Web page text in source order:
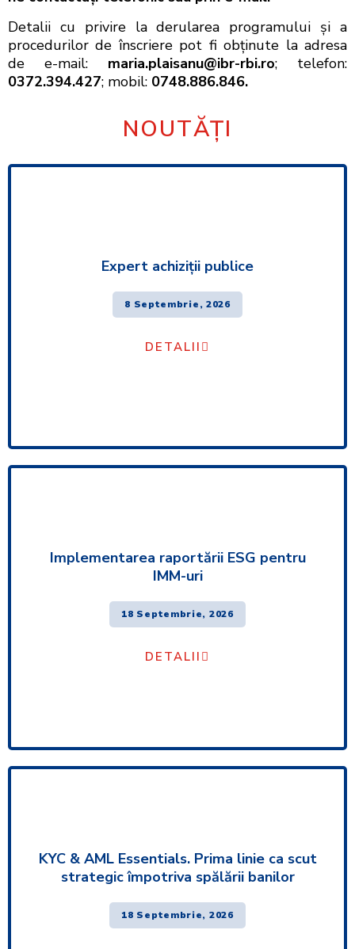
Detalii cu privire la derularea programului şi a
procedurilor de înscriere pot fi obţinute la adresa
de e-mail: maria.plaisanu@ibr-rbi.ro; telefon:
0372.394.427; mobil: 0748.886.846.
NOUTĂȚI
Expert achiziţii publice
8 Septembrie, 2026
DETALII
Implementarea raportării ESG pentru
IMM-uri
18 Septembrie, 2026
DETALII
KYC & AML Essentials. Prima linie ca scut
strategic împotriva spălării banilor
18 Septembrie, 2026